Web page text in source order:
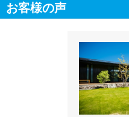
お客様の声